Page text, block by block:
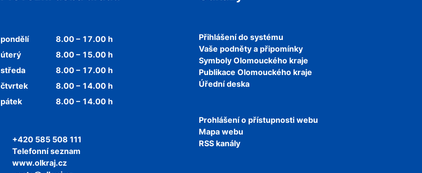
pondělí
8.00 – 17.00 h
úterý
8.00 – 15.00 h
středa
8.00 – 17.00 h
čtvrtek
8.00 – 14.00 h
pátek
8.00 – 14.00 h
+420 585 508 111
Telefonní seznam
www.olkraj.cz
Přihlášení do systému
Vaše podněty a připomínky
Symboly Olomouckého kraje
Publikace Olomouckého kraje
Úřední deska
Prohlášení o přístupnosti webu
Mapa webu
RSS kanály